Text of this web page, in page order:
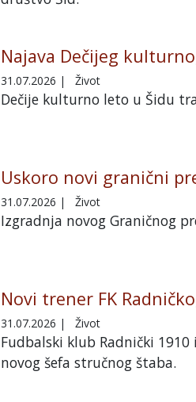
Najava Dečijeg
31.07.2026 | Život
Dečije kulturno leto u Šidu
Uskoro novi granični
31.07.2026 | Život
Izgradnja novog Graničnog
Novi trener FK
31.07.2026 | Život
Fudbalski klub Radnički
novog šefa stručnog štaba.